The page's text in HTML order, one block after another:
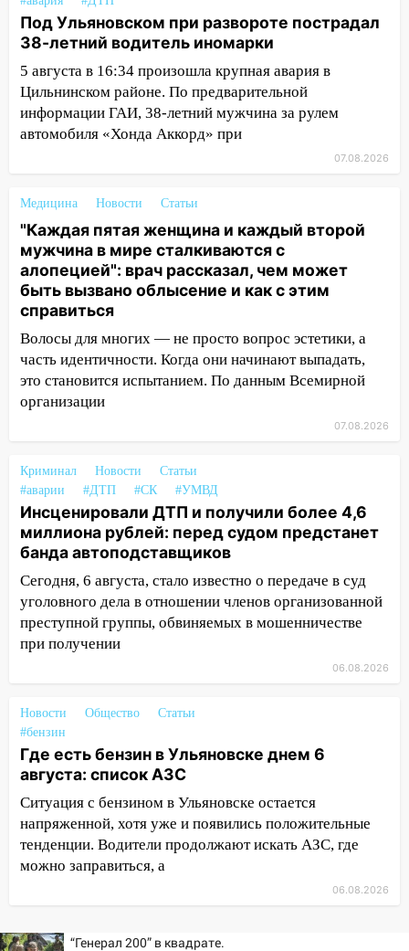
Бога в СИЗО
09:35
В Ульяновске директора фирмы
будут судить за неуплату налогов на 48
млн рублей
08:22 Подросток на питбайке сбил
знойный и сухой четверг
06:00 Под Ульяновском при развороте
пострадал 38-летний водитель
иномарки
05:00 «Каждая пятая женщина и каждый
второй мужчина в мире сталкиваются с
алопецией»: врач рассказал, чем может
быть вызвано облысение и как с этим
Гороскоп на 7 августа: пятница
отличные шансы исправить старые
ошибки
06.08.2026
23:20 Прогноз погоды на 7 августа в
Ульяновской области
20:04 Ульяновцев приглашают на забег,
посвящённый Дню воздушного флота
России
наказали за сокрытие прошлого своего
сотрудник
18:02 В Ульяновск едут звезды
баскетбола!
17:08 Ульяновский областной суд
оставил в силе приговор руководству
«УльяновскФармации» за махинации на
3,2 млн рублей
Ульяновска успешно выступили на
Под Ульяновском при развороте пострадал
38-летний водитель иномарки
5 августа в 16:34 произошла крупная авария в
Цильнинском районе. По предварительной
информации ГАИ, 38-летний мужчина за рулем
автомобиля «Хонда Аккорд» при
07.08.2026
Медицина Новости Статьи
"Каждая пятая женщина и каждый второй
мужчина в мире сталкиваются с
алопецией": врач рассказал, чем может
быть вызвано облысение и как с этим
справиться
Волосы для многих — не просто вопрос эстетики, а
часть идентичности. Когда они начинают выпадать,
это становится испытанием. По данным Всемирной
организации
07.08.2026
Криминал Новости
Статьи
#аварии
#ДТП #СК #УМВД
Инсценировали ДТП и получили более 4,6
миллиона рублей: перед судом предстанет
банда автоподставщиков
Сегодня, 6 августа, стало известно о передаче в суд
уголовного дела в отношении членов организованной
преступной группы, обвиняемых в мошенничестве
при получении
06.08.2026
Новости Общество
Статьи
#бензин
Где есть бензин в Ульяновске днем 6
августа: список АЗС
Ситуация с бензином в Ульяновске остается
напряженной, хотя уже и появились положительные
тенденции. Водители продолжают искать АЗС, где
можно заправиться, а
06.08.2026
“Генерал 200” в квадрате.